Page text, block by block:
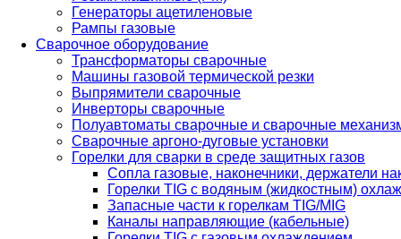
Генераторы ацетиленовые
Рампы газовые
Сварочное оборудование
Трансформаторы сварочные
Машины газовой термической резки
Выпрямители сварочные
Инверторы сварочные
Полуавтоматы сварочные и сварочные
Сварочные аргоно-дуговые установки
Горелки для сварки в среде защитных газов
Сопла газовые, наконечники, держатели
Горелки TIG с водяным (жидкостным)
Запасные части к горелкам TIG/MIG
Каналы направляющие (кабельные)